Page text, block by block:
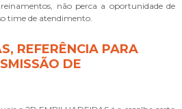
não perca a oportunidade de
time de atendimento.
REFERÊNCIA PARA
DE